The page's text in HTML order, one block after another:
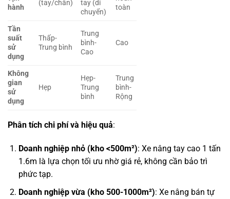
hành
(tay/chân)
tay (di
chuyển)
toàn
Tần
suất
sử
dụng
Thấp-
Trung bình
Trung
bình-
Cao
Cao
Không
gian
sử
dụng
Hẹp
Hẹp-
Trung
bình
Trung
bình-
Rộng
Phân tích chi phí và hiệu quả:
Doanh nghiệp nhỏ (kho <500m²): Xe nâng tay cao 1 tấn
1.6m là lựa chọn tối ưu nhờ giá rẻ, không cần bảo trì
phức tạp.
Doanh nghiệp vừa (kho 500-1000m²): Xe nâng bán tự